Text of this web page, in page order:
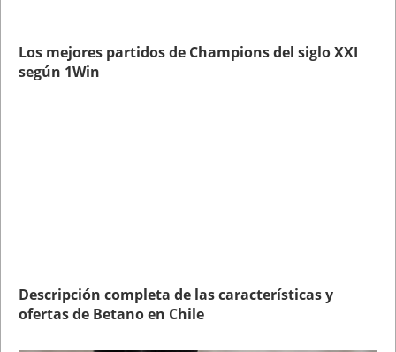
Los mejores partidos de Champions del siglo XXI
según 1Win
Descripción completa de las características y
ofertas de Betano en Chile